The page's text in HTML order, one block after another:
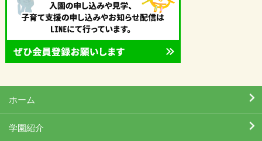
ホーム
学園紹介